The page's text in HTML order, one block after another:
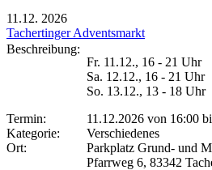
11.12. 2026
Tachertinger Adventsmarkt
Beschreibung:
Fr. 11.12., 16 - 21 Uhr
Sa. 12.12., 16 - 21 Uhr
So. 13.12., 13 - 18 Uhr
Termin:
11.12.2026 von 16:00
Kategorie:
Verschiedenes
Ort:
Parkplatz Grund- und
Pfarrweg 6, 83342